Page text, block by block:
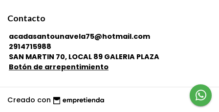
Contacto
acadasantounavela75@hotmail.com
2914715988
SAN MARTIN 70, LOCAL 89 GALERIA PLAZA
Botón de arrepentimiento
Creado con